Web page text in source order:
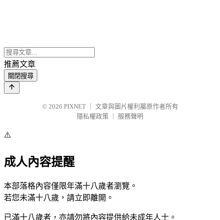
推薦文章
關閉搜尋
© 2026 PIXNET
文章與圖片權利屬原作者所有
隱私權政策
服務聲明
⚠️
成人內容提醒
本部落格內容僅限年滿十八歲者瀏覽。
若您未滿十八歲，請立即離開。
已滿十八歲者，亦請勿將內容提供給未成年人士。